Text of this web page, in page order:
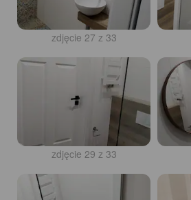
zdjęcie 27 z 33
zdjęcie 29 z 33